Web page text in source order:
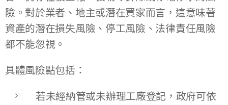
險。對於業者、地主或潛在買家而言，這意味著
資產的潛在損失風險、停工風險、法律責任風險
都不能忽視。
具體風險點包括：
若未經納管或未辦理工廠登記，政府可依